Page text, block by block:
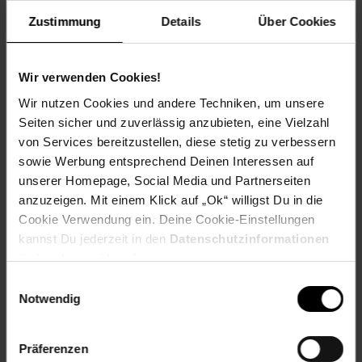
Zustimmung Details Über Cookies
Wir verwenden Cookies!
Wir nutzen Cookies und andere Techniken, um unsere
Seiten sicher und zuverlässig anzubieten, eine Vielzahl
von Services bereitzustellen, diese stetig zu verbessern
sowie Werbung entsprechend Deinen Interessen auf
unserer Homepage, Social Media und Partnerseiten
anzuzeigen. Mit einem Klick auf „Ok“ willigst Du in die
Cookie Verwendung ein. Deine Cookie-Einstellungen
kannst Du jederzeit in den Datenschutzinformationen
ändern bzw. widerrufen.
Notwendig
Präferenzen
Artikel gehört zur Kategorie:Tischdeko
Versandinformationen
Herstellerinformationen
Netto Reisen Weinwelt